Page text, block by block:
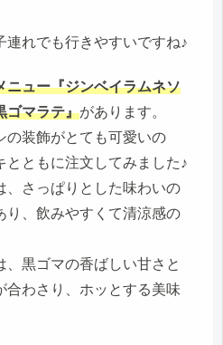
連れでも行きやすいですね♪
ニュー『ジンベイラムネソ
ゴマラテ』があります。
の装飾がとても可愛いの
とともに注文してみました♪
、さっぱりとした味わいの
り、飲みやすくて清涼感の
、黒ゴマの香ばしい甘さと
合わさり、ホッとする美味